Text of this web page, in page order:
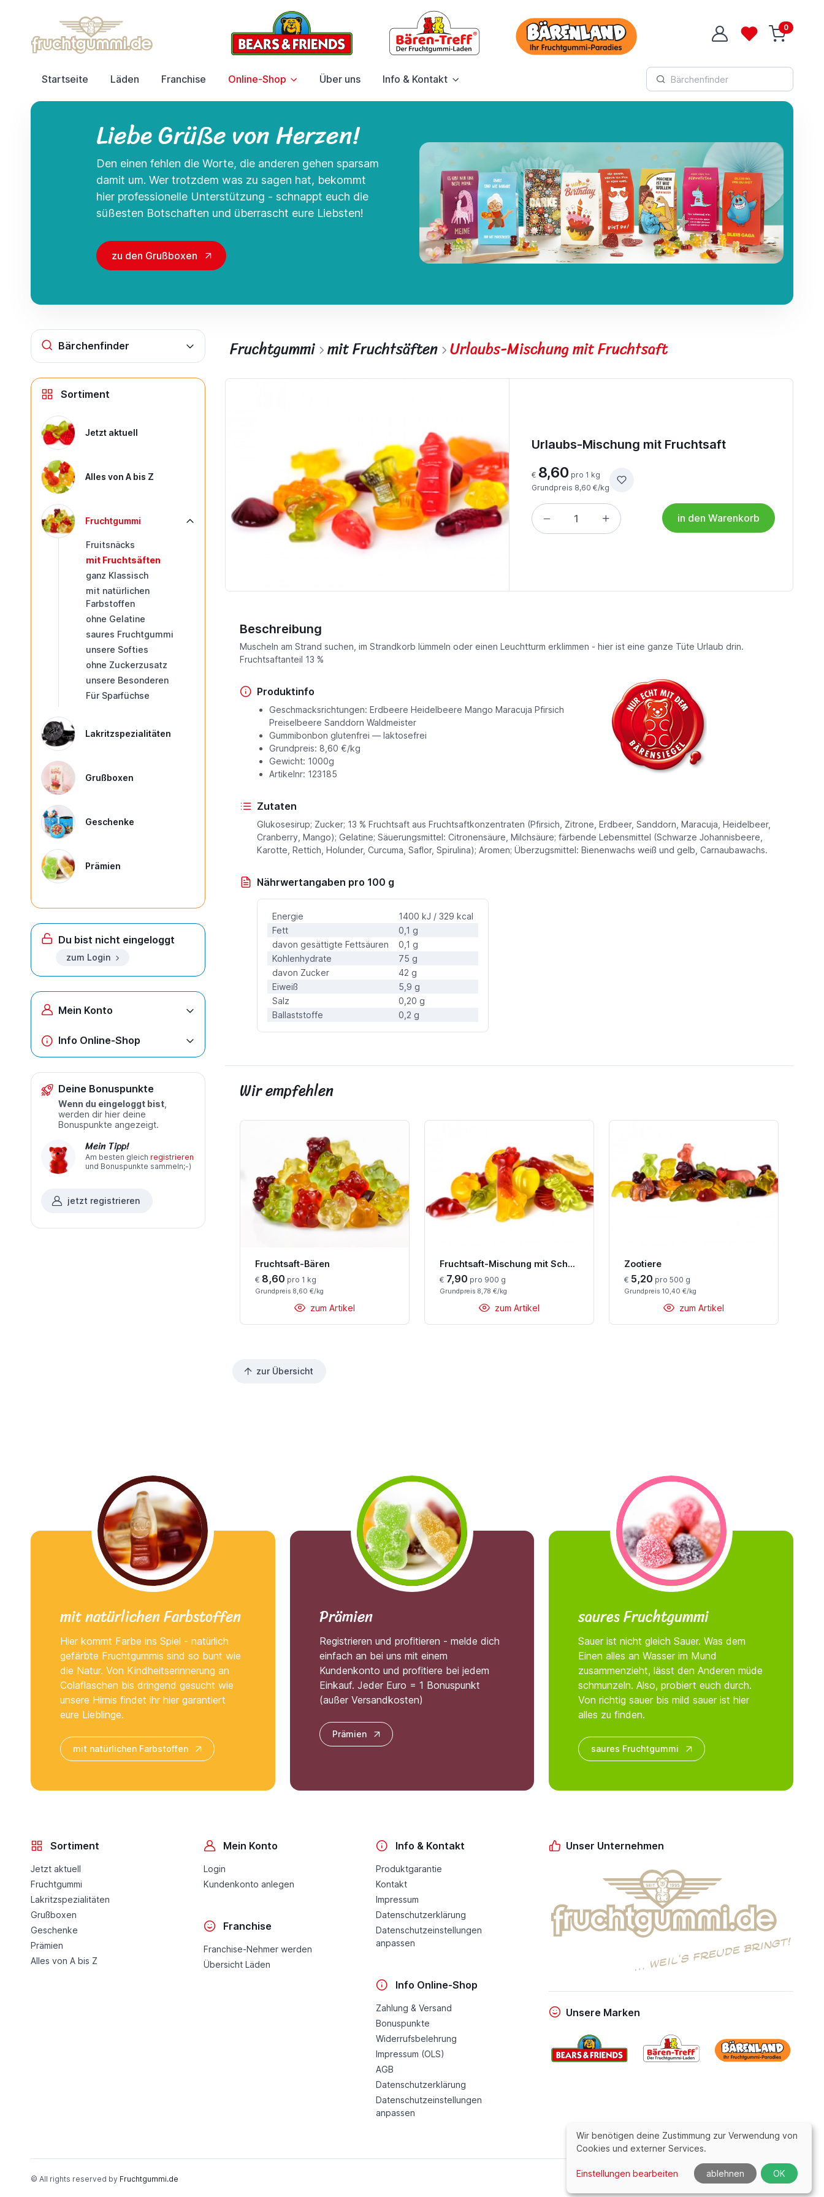
LoginWunschliste
0
Startseite Läden Franchise Online-Shop Über uns Info & Kontakt
Liebe Grüße von Herzen!
Den einen fehlen die Worte, die anderen gehen sparsam
damit um. Wer trotzdem was zu sagen hat, bekommt
hier professionelle Unterstützung - schnappt euch die
süßesten Botschaften und überrascht eure Liebsten!
zu den Grußboxen
Bärchenfinder
Sortiment
Jetzt aktuell
Alles von A bis Z
Fruchtgummi
Fruitsnäcks
mit Fruchtsäften
ganz Klassisch
mit natürlichen
Farbstoffen
ohne Gelatine
saures Fruchtgummi
unsere Softies
ohne Zuckerzusatz
unsere Besonderen
Für Sparfüchse
Lakritzspezialitäten
Grußboxen
Geschenke
Prämien
Du bist nicht eingeloggt
zum Login
Mein Konto
Info Online-Shop
Deine Bonuspunkte
Wenn du eingeloggt bist,
werden dir hier deine
Bonuspunkte angezeigt.
Mein Tipp!
Am besten gleich registrieren
und Bonuspunkte sammeln;-)
jetzt registrieren
Fruchtgummi mit Fruchtsäften Urlaubs-Mischung mit Fruchtsaft
Urlaubs-Mischung mit Fruchtsaft
€ 8,60pro 1 kg
Grundpreis 8,60 €/kg
in den Warenkorb
Beschreibung
Muscheln am Strand suchen, im Strandkorb lümmeln oder einen Leuchtturm erklimmen - hier ist eine ganze Tüte Urlaub drin.
Fruchtsaftanteil 13 %
Produktinfo
Geschmacksrichtungen: Erdbeere Heidelbeere Mango Maracuja Pfirsich
Preiselbeere Sanddorn Waldmeister
Gummibonbon glutenfrei — laktosefrei
Grundpreis: 8,60 €/kg
Gewicht: 1000g
Artikelnr: 123185
Zutaten
Glukosesirup; Zucker; 13 % Fruchtsaft aus Fruchtsaftkonzentraten (Pfirsich, Zitrone, Erdbeer, Sanddorn, Maracuja, Heidelbeer,
Cranberry, Mango); Gelatine; Säuerungsmittel: Citronensäure, Milchsäure; färbende Lebensmittel (Schwarze Johannisbeere,
Karotte, Rettich, Holunder, Curcuma, Saflor, Spirulina); Aromen; Überzugsmittel: Bienenwachs weiß und gelb, Carnaubawachs.
Nährwertangaben pro 100 g
Energie
1400 kJ / 329 kcal
Fett
0,1 g
davon gesättigte Fettsäuren
0,1 g
Kohlenhydrate
75 g
davon Zucker
42 g
Eiweiß
5,9 g
Salz
0,20 g
Ballaststoffe
0,2 g
Wir empfehlen
Fruchtsaft-Bären
€ 8,60 pro 1 kg
Grundpreis 8,60 €/kg
zum Artikel
Fruchtsaft-Mischung mit Schaum
€ 7,90 pro 900 g
Grundpreis 8,78 €/kg
zum Artikel
Zootiere
€ 5,20 pro 500 g
Grundpreis 10,40 €/kg
zum Artikel
zur Übersicht
mit natürlichen Farbstoffen
Hier kommt Farbe ins Spiel - natürlich
gefärbte Fruchtgummis sind so bunt wie
die Natur. Von Kindheitserinnerung an
Colaflaschen bis dringend gesucht wie
unsere Hirnis findet ihr hier garantiert
eure Lieblinge.
mit natürlichen Farbstoffen
Prämien
Registrieren und profitieren - melde dich
einfach an bei uns mit einem
Kundenkonto und profitiere bei jedem
Einkauf. Jeder Euro = 1 Bonuspunkt
(außer Versandkosten)
Prämien
saures Fruchtgummi
Sauer ist nicht gleich Sauer. Was dem
Einen alles an Wasser im Mund
zusammenzieht, lässt den Anderen müde
schmunzeln. Also, probiert euch durch.
Von richtig sauer bis mild sauer ist hier
alles zu finden.
saures Fruchtgummi
Sortiment
Jetzt aktuell
Fruchtgummi
Lakritzspezialitäten
Grußboxen
Geschenke
Prämien
Alles von A bis Z
Mein Konto
Login
Kundenkonto anlegen
Franchise
Franchise-Nehmer werden
Übersicht Läden
Info & Kontakt
Produktgarantie
Kontakt
Impressum
Datenschutzerklärung
Datenschutzeinstellungen
anpassen
Info Online-Shop
Zahlung & Versand
Bonuspunkte
Widerrufsbelehrung
Impressum (OLS)
AGB
Datenschutzerklärung
Datenschutzeinstellungen
anpassen
Unser Unternehmen
Unsere Marken
powered byEntrics | linous media
© All rights reserved by Fruchtgummi.de
Wir benötigen deine Zustimmung zur Verwendung von
Cookies und externer Services.
Einstellungen bearbeiten ablehnen OK